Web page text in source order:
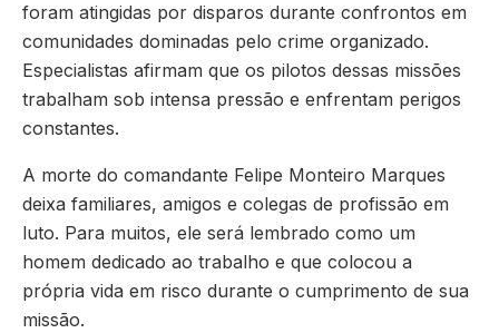
foram atingidas por disparos durante confrontos em
comunidades dominadas pelo crime organizado.
Especialistas afirmam que os pilotos dessas missões
trabalham sob intensa pressão e enfrentam perigos
constantes.
A morte do comandante Felipe Monteiro Marques
deixa familiares, amigos e colegas de profissão em
luto. Para muitos, ele será lembrado como um
homem dedicado ao trabalho e que colocou a
própria vida em risco durante o cumprimento de sua
missão.